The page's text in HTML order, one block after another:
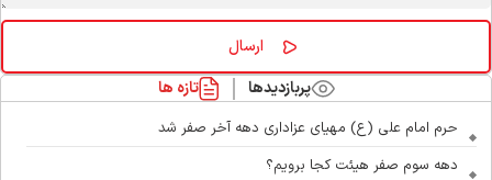
پربازدیدها تازه ها
حرم امام علی (ع) مهیای عزاداری دهه آخر صفر شد
دهه سوم صفر هیئت کجا برویم؟